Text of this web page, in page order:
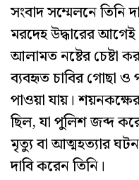
সংবাদ সম্মেলনে তিনি
মরদেহ উদ্ধারের আগেই
আলামত নষ্টের চেষ্টা
ব্যবহৃত চাবির গোছা ও
পাওয়া যায়।
ছিল, যা পুলিশ জব্দ
মৃত্যু বা আত্মহত্যার
দাবি করেন তিনি।